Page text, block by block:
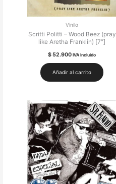
Vinilo
Scritti Politti – Wood Beez (pray
like Aretha Franklin) [7″]
$52.900 IVA Incluido
Añadir al carrito